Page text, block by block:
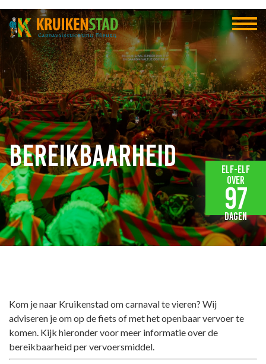
Bereikbaarheid
Kom je naar Kruikenstad om carnaval te vieren? Wij
adviseren je om op de fiets of met het openbaar vervoer te
komen. Kijk hieronder voor meer informatie over de
bereikbaarheid per vervoersmiddel.
Elf-elf
over
97
dagen